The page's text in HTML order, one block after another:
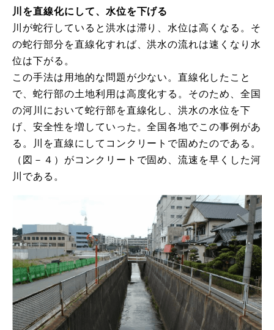
川を直線化にして、水位を下げる
川が蛇行していると洪水は滞り、水位は高くなる。そ
の蛇行部分を直線化すれば、洪水の流れは速くなり水
位は下がる。
この手法は用地的な問題が少ない。直線化したこと
で、蛇行部の土地利用は高度化する。そのため、全国
の河川において蛇行部を直線化し、洪水の水位を下
げ、安全性を増していった。全国各地でこの事例があ
る。川を直線にしてコンクリートで固めたのである。
（図－４）がコンクリートで固め、流速を早くした河
川である。